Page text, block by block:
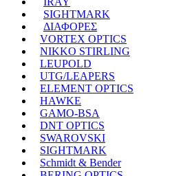
SIGHTMARK
ΔΙΑΦΟΡΕΣ
VORTEX OPTICS
NIKKO STIRLING
LEUPOLD
UTG/LEAPERS
ELEMENT OPTICS
HAWKE
GAMO-BSA
DNT OPTICS
SWAROVSKI
SIGHTMARK
Schmidt & Bender